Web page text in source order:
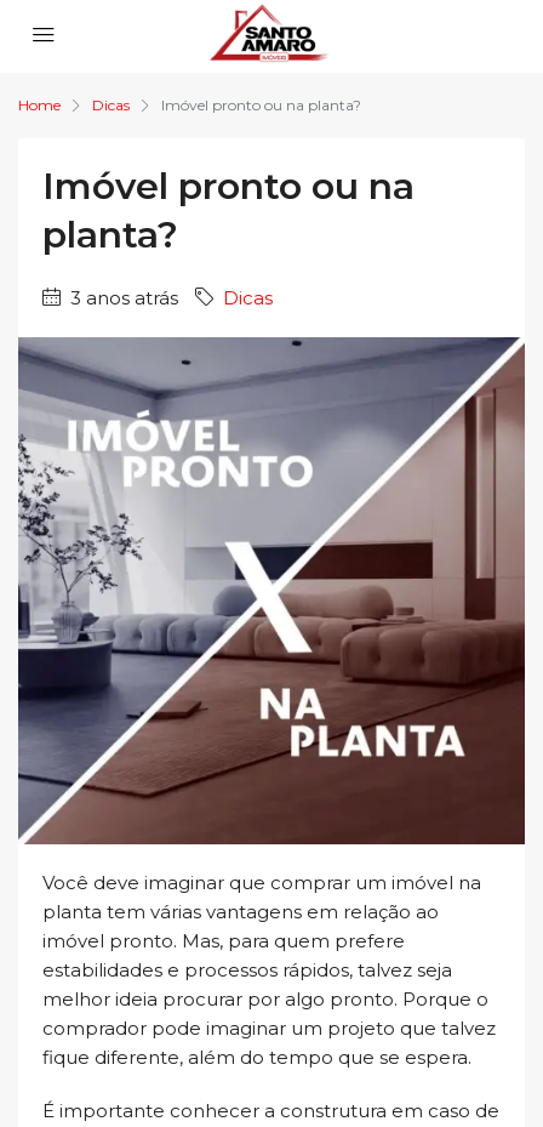
Home Dicas Imóvel pronto ou na planta?
Imóvel pronto ou na
planta?
3 anos atrás Dicas
Você deve imaginar que comprar um imóvel na
planta tem várias vantagens em relação ao
imóvel pronto. Mas, para quem prefere
estabilidades e processos rápidos, talvez seja
melhor ideia procurar por algo pronto. Porque o
comprador pode imaginar um projeto que talvez
fique diferente, além do tempo que se espera.
É importante conhecer a construtura em caso de